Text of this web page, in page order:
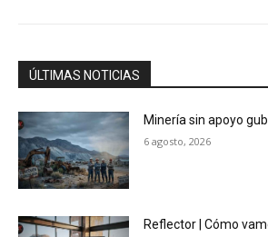
ÚLTIMAS NOTICIAS
Minería sin apoyo
6 agosto, 2026
Reflector | Cómo